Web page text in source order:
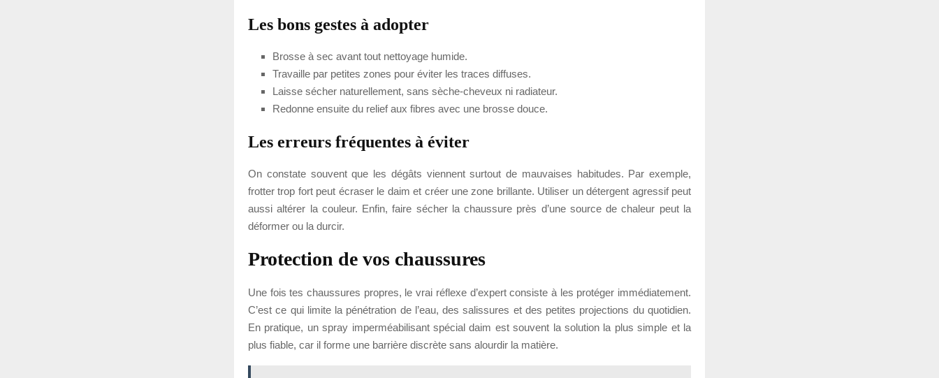
Les bons gestes à adopter
Brosse à sec avant tout nettoyage humide.
Travaille par petites zones pour éviter les traces diffuses.
Laisse sécher naturellement, sans sèche-cheveux ni radiateur.
Redonne ensuite du relief aux fibres avec une brosse douce.
Les erreurs fréquentes à éviter
On constate souvent que les dégâts viennent surtout de mauvaises habitudes. Par exemple,
frotter trop fort peut écraser le daim et créer une zone brillante. Utiliser un détergent agressif peut
aussi altérer la couleur. Enfin, faire sécher la chaussure près d’une source de chaleur peut la
déformer ou la durcir.
Protection de vos chaussures
Une fois tes chaussures propres, le vrai réflexe d’expert consiste à les protéger immédiatement.
C’est ce qui limite la pénétration de l’eau, des salissures et des petites projections du quotidien.
En pratique, un spray imperméabilisant spécial daim est souvent la solution la plus simple et la
plus fiable, car il forme une barrière discrète sans alourdir la matière.